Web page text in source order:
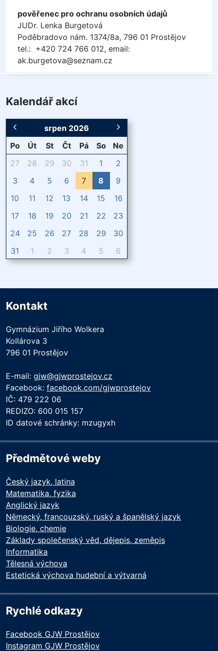
pověřenec pro ochranu osobních údajů
JUDr. Lenka Burgetová
Poděbradovo nám. 1374/8a, 796 01 Prostějov
tel.: +420 724 766 012, email:
ak.burgetova@seznam.cz
Kalendář akcí
srpen 2026
Po
Út St Čt Pá So
Ne
27
28 29 30 31 1
2
3
4 5 6 7 8
9
10
11 12 13 14 15
16
17
18 19 20 21 22
23
24
25 26 27 28 29
30
31
1 2 3 4 5 6
Kontakt
Gymnázium Jiřího Wolkera
Kollárova 3
796 01 Prostějov
E-mail: gjw@gjwprostejov.cz
Facebook: facebook.com/gjwprostejov
IČ: 479 222 06
REDIZO: 600 015 157
ID datové schránky: mzugyxh
Předmětové weby
Český jazyk, latina
Matematika, fyzika
Anglický jazyk
Německý, francouzský, ruský a španělský jazyk
Biologie, chemie
Základy společenský věd, dějepis, zeměpis
Informatika
Tělesná výchova
Estetická výchova hudební a výtvarná
Rychlé odkazy
Facebook GJW Prostějov
Instagram GJW Prostějov